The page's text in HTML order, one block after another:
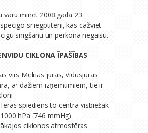
varu minēt 2008.gada 23
sniegputeni, kas dažviet
snigšanu un pērkona negaisu.
CIKLONA ĪPAŠĪBAS
virs Melnās jūras, Vidusjūras
ar dažiem izņēmumiem, tie ir
spiediens to centrā visbiežāk
hPa (746 mmHg)
ciklonos atmosfēras